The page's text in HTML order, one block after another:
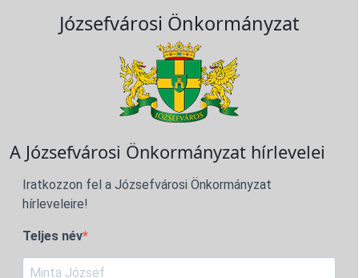
Józsefvárosi Önkormányzat
A Józsefvárosi Önkormányzat hírlevelei
Iratkozzon fel a Józsefvárosi Önkormányzat
hírleveleire!
Teljes név